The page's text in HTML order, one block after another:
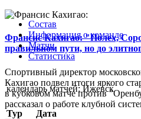
Франсис Кахигао: "Полех,
правильном пути, но до
Спортивный директор
Кахигао подвел итоги яркого
в кубковом матче против
рассказал о работе клубной
Состав
Информация о команде
Матчи
Статистика
календарь матчей: Ижевск
Тур Дата